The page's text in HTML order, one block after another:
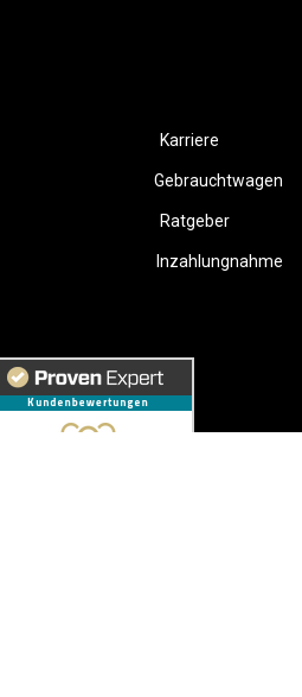
Karriere
Gebrauchtwagen
Ratgeber
Inzahlungnahme